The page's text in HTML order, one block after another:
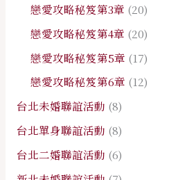
戀愛攻略秘笈第3章 (20)
戀愛攻略秘笈第4章 (20)
戀愛攻略秘笈第5章 (17)
戀愛攻略秘笈第6章 (12)
台北未婚聯誼活動 (8)
台北單身聯誼活動 (8)
台北二婚聯誼活動 (6)